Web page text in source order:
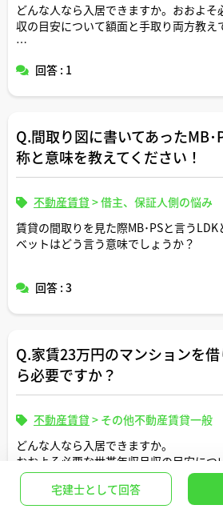
どんな人なら入居できますか。おおよそ
収の目安について額面と手取り両方教え
当な形で条件設定してシミュレーション
回答 : 1
Q.間取り図に書いてあったMB･
称と意味を教えてください！
不動産賃貸 >借主、保証人側の悩み
賃貸の間取りを見た際MB･PSと言うLDK
ベットはどう言う意味でしょうか？
回答 : 3
Q.家賃23万円のマンションを
ら必要ですか？
不動産賃貸 > その他不動産賃貸一般
どんな人なら入居できますか。
おおよそ必要な世帯年収月収の目安につ
両方教えてください。
家族構成が何人かによって目安も変わ
回答 : 1
宅建士として回答